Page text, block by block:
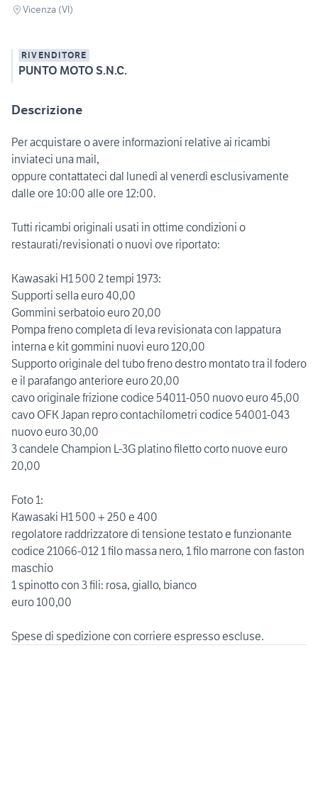
Vicenza (VI)
RIVENDITORE
PUNTO MOTO S.N.C.
Descrizione
Per acquistare o avere informazioni relative ai ricambi
inviateci una mail,
oppure contattateci dal lunedì al venerdì esclusivamente
dalle ore 10:00 alle ore 12:00.
Tutti ricambi originali usati in ottime condizioni o
restaurati/revisionati o nuovi ove riportato:
Kawasaki H1 500 2 tempi 1973:
Supporti sella euro 40,00
Gommini serbatoio euro 20,00
Pompa freno completa di leva revisionata con lappatura
interna e kit gommini nuovi euro 120,00
Supporto originale del tubo freno destro montato tra il fodero
e il parafango anteriore euro 20,00
cavo originale frizione codice 54011-050 nuovo euro 45,00
cavo OFK Japan repro contachilometri codice 54001-043
nuovo euro 30,00
3 candele Champion L-3G platino filetto corto nuove euro
20,00
Foto 1:
Kawasaki H1 500 + 250 e 400
regolatore raddrizzatore di tensione testato e funzionante
codice 21066-012 1 filo massa nero, 1 filo marrone con faston
maschio
1 spinotto con 3 fili: rosa, giallo, bianco
euro 100,00
Spese di spedizione con corriere espresso escluse.